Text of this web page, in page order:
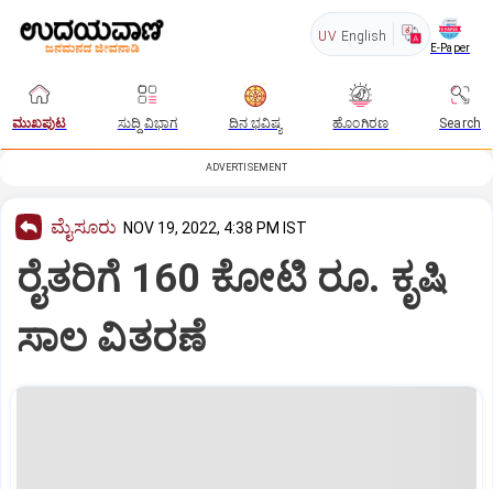
UV English
E-Paper
ಮುಖಪುಟ ಸುದ್ದಿ ವಿಭಾಗ ದಿನ ಭವಿಷ್ಯ ಹೊಂಗಿರಣ Search
ADVERTISEMENT
ಮೈಸೂರು NOV 19, 2022, 4:38 PM IST
ರೈತರಿಗೆ 160 ಕೋಟಿ ರೂ. ಕೃಷಿ
ಸಾಲ ವಿತರಣೆ